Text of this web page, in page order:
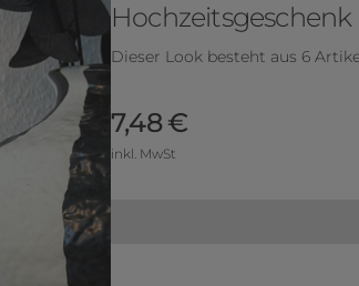
Dieser Look besteht aus 6
7,48 €
inkl. MwSt